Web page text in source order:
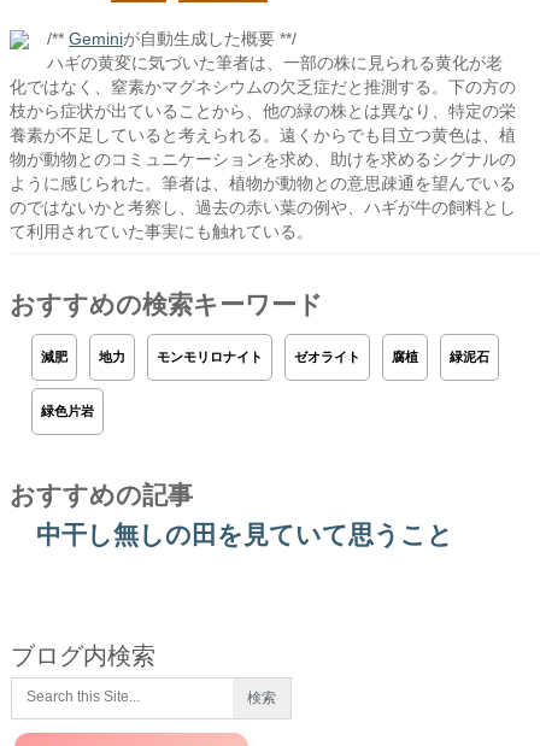
/** Geminiが自動生成した概要 **/
ハギの黄変に気づいた筆者は、一部の株に見られる黄化が老
化ではなく、窒素かマグネシウムの欠乏症だと推測する。下の方の
枝から症状が出ていることから、他の緑の株とは異なり、特定の栄
養素が不足していると考えられる。遠くからでも目立つ黄色は、植
物が動物とのコミュニケーションを求め、助けを求めるシグナルの
ように感じられた。筆者は、植物が動物との意思疎通を望んでいる
のではないかと考察し、過去の赤い葉の例や、ハギが牛の飼料とし
て利用されていた事実にも触れている。
おすすめの検索キーワード
減肥 地力 モンモリロナイト ゼオライト 腐植 緑泥石
緑色片岩
おすすめの記事
中干し無しの田を見ていて思うこと
ブログ内検索